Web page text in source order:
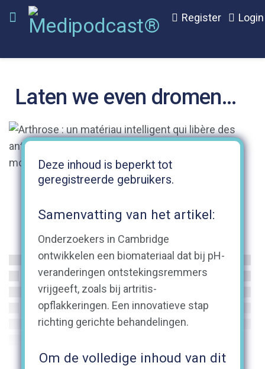
Register Login
Laten we even dromen…
Deze inhoud is beperkt tot
geregistreerde gebruikers.
Samenvatting van het artikel:
Onderzoekers in Cambridge
ontwikkelen een biomateriaal dat bij pH-
veranderingen ontstekingsremmers
vrijgeeft, zoals bij artritis-
opflakkeringen. Een innovatieve stap
richting gerichte behandelingen.
Om de volledige inhoud van dit